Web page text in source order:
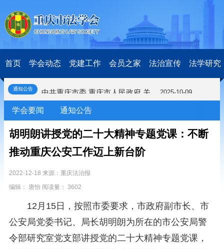
首页 学会动态 党建工作 会员之家 法治宣传 法学研究
通知公告
关于开展第十一届“全国杰出青年法学家”评选表彰活动的通知 2026-03-18
研究阐释党的二十届四中全会和中央全面依法治国工作会议精神专项课题立项公示公告 2026-02-28
第七届“中国—东盟法治论坛”11月20日至22日在渝举办2025-11-18
重庆市法学会数字法学研究会学术年会拟于11月14日召开 2025-10-28
2025-10-09
中央政法委印发通知要求学习宣传重庆检察未成年人保护工作团队代表先进事迹 2025-09-30
2025-09-07
征稿启事 2025-08-28
关于开展第十一届“全国杰出青年法学家”评选表彰活动的通知 2026-03-18
研究阐释党的二十届四中全会和中央全面依法治国工作会议精神专项课题立项公示公告 2026-02-28
关于研究阐释党的二十届四中全会和中央全面依法治国工作会议精神专项课题申报工作的通知 2025-12-07
学会要闻 通知公告
胡明朗讲授党的二十大精神专题党课：不断
推动重庆公安工作迈上新台阶
2022-12-18 来源：重庆法治报
编辑： 唐怡 阅读量： 3602
12月15日，按照市委要求，市政府副市长、市
公安局党委书记、局长胡明朗为所在的市公安局警
令部研究室党支部讲授党的二十大精神专题党课，